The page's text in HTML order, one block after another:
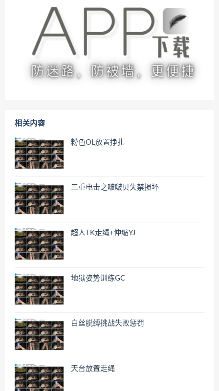
相关内容
粉色OL放置挣扎
三重电击之啵啵贝失禁损坏
超人TK走绳+伸缩YJ
地狱姿势训练GC
白丝脱缚挑战失败惩罚
天台放置走绳